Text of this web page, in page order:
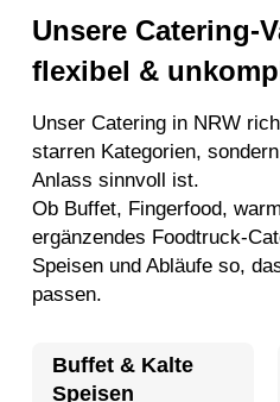
Unsere Catering-
flexibel &
Unser Catering in NRW
starren Kategorien,
Anlass sinnvoll ist.
Ob Buffet, Fingerfood,
ergänzendes Foodtruck-
Speisen und Abläufe so,
passen.
Buffet & Kalte
Speisen